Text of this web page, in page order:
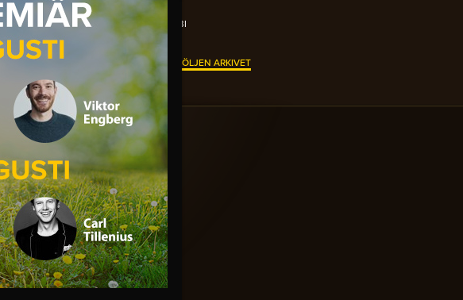
PETTER BRISTAV
SIMON GARSHASEBI
DEN ORANGEA FÅTÖLJEN ARKIVET
OCTOBER 2015